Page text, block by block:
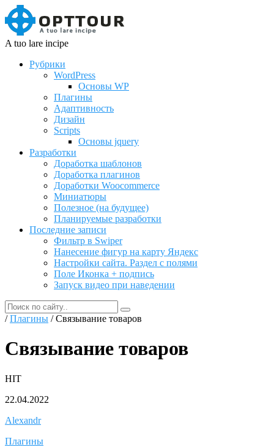
A tuo lare incipe
Рубрики
WordPress
Основы WP
Плагины
Адаптивность
Дизайн
Scripts
Основы jquery
Разработки
Доработка шаблонов
Доработка плагинов
Доработки Woocommerce
Миниатюры
Полезное (на будущее)
Планируемые разработки
Последние записи
Фильтр в Swiper
Нанесение фигур на карту Яндекс
Настройки сайта. Раздел с полями
Поле Иконка + подпись
Запуск видео при наведении
/Плагины / Связывание товаров
Связывание товаров
HIT
22.04.2022
Alexandr
Плагины